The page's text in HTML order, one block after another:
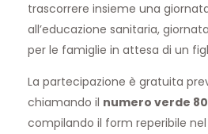
trascorrere insieme una
all’educazione sanitaria,
per le famiglie in attesa di un
La partecipazione è gratuita
chiamando il numero verde
compilando il form reperibile